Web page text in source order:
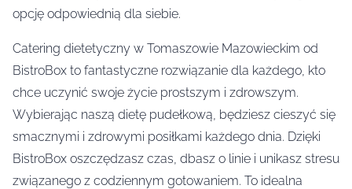
opcję odpowiednią dla siebie.
Catering dietetyczny w Tomaszowie Mazowieckim od
BistroBox to fantastyczne rozwiązanie dla każdego, kto
chce uczynić swoje życie prostszym i zdrowszym.
Wybierając naszą dietę pudełkową, będziesz cieszyć się
smacznymi i zdrowymi posiłkami każdego dnia. Dzięki
BistroBox oszczędzasz czas, dbasz o linie i unikasz stresu
związanego z codziennym gotowaniem. To idealna